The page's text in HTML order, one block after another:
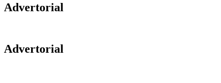
Advertorial
Advertorial